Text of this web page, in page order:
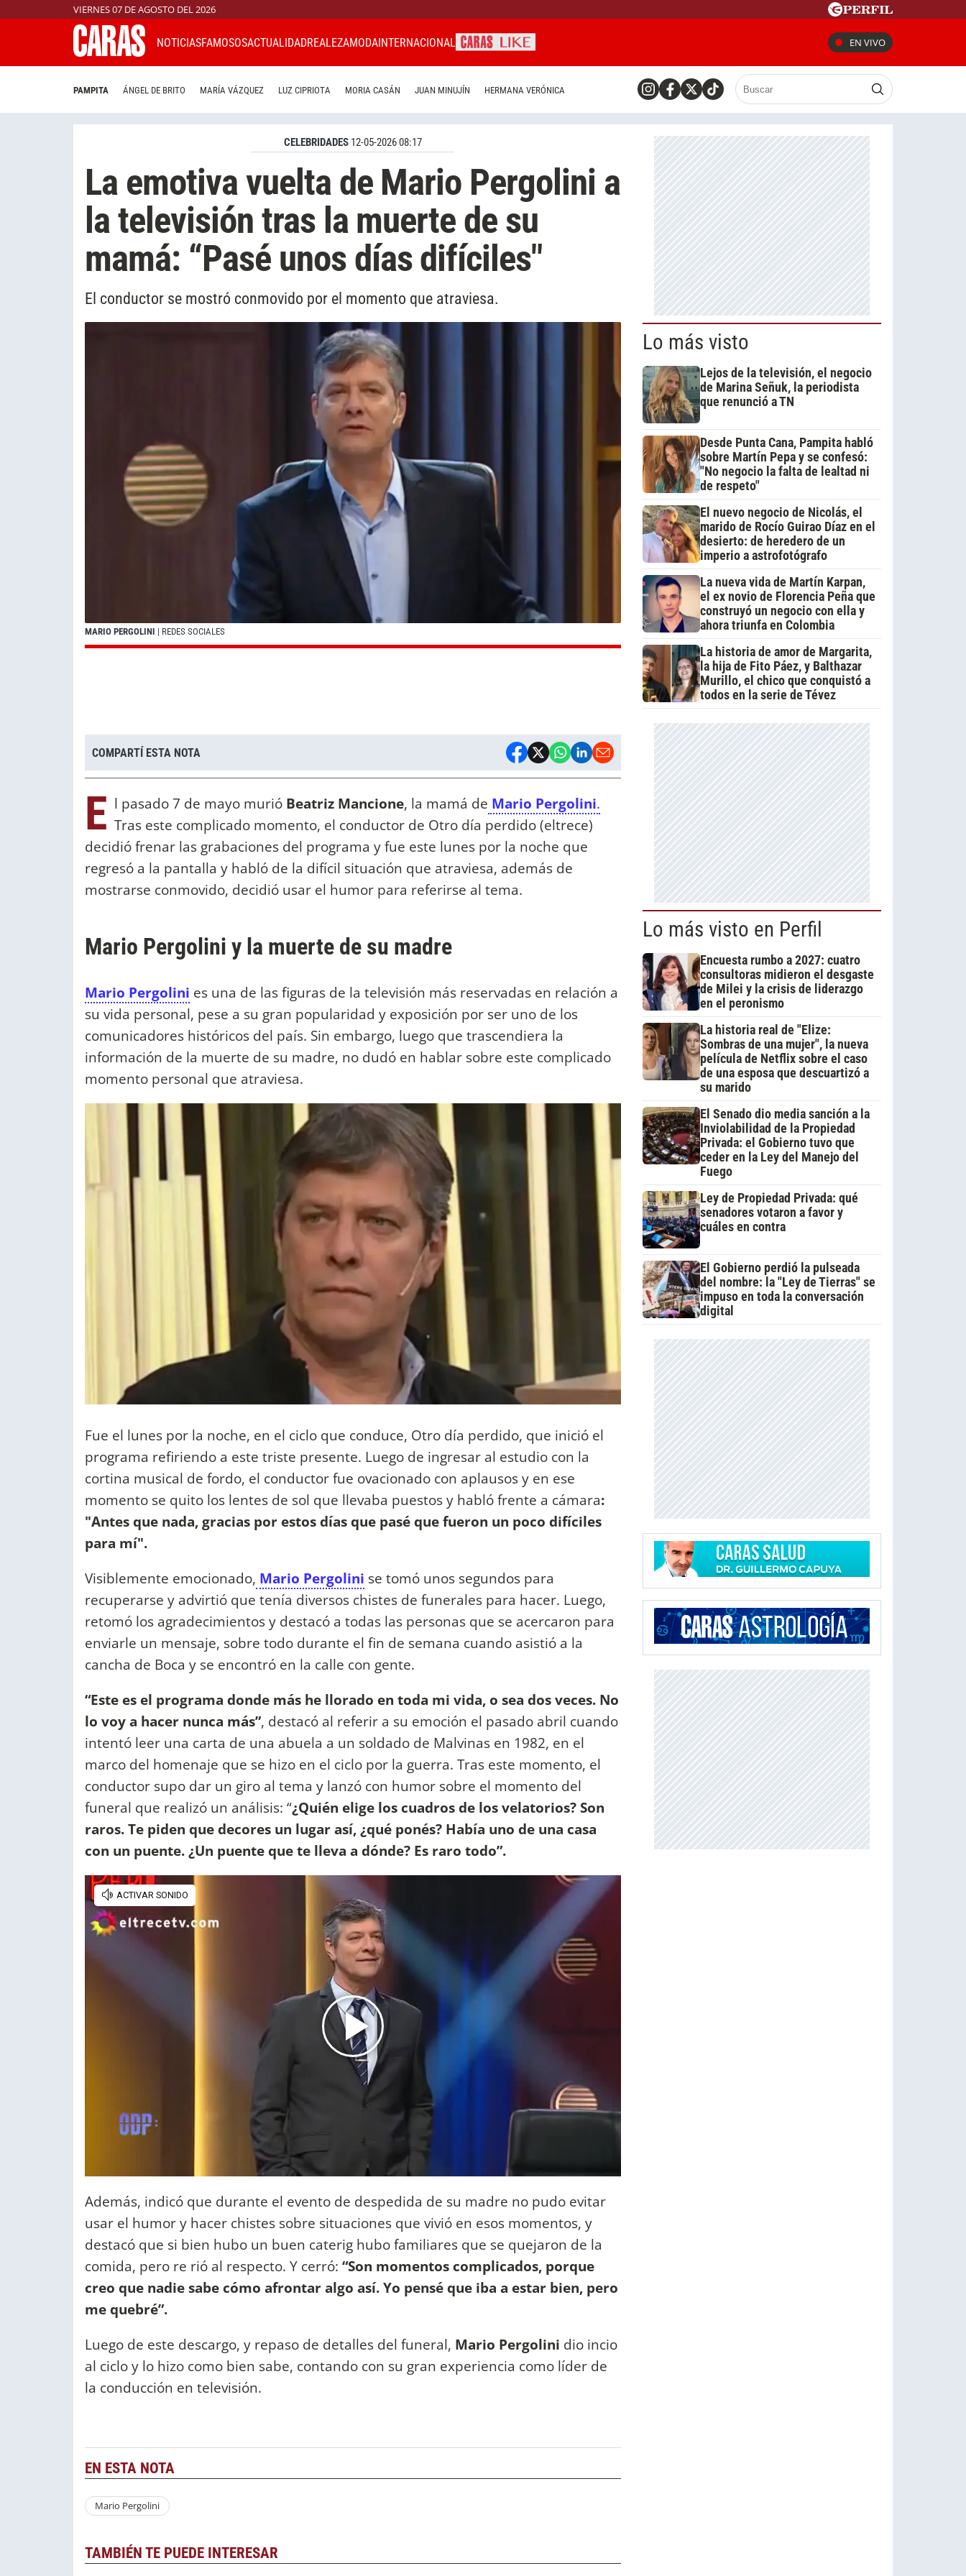
VIERNES 07 DE AGOSTO DEL 2026
NOTICIASFAMOSOSACTUALIDADREALEZAMODAINTERNACIONAL EN VIVO
PAMPITA ÁNGEL DE BRITO MARÍA VÁZQUEZ LUZ CIPRIOTA MORIA CASÁN JUAN MINUJÍN HERMANA VERÓNICA
CELEBRIDADES 12-05-2026 08:17
La emotiva vuelta de Mario Pergolini a
la televisión tras la muerte de su
mamá: “Pasé unos días difíciles"
El conductor se mostró conmovido por el momento que atraviesa.
MARIO PERGOLINI | REDES SOCIALES
COMPARTÍ ESTA NOTA
E l pasado 7 de mayo murió Beatriz Mancione, la mamá de Mario Pergolini.
Tras este complicado momento, el conductor de Otro día perdido (eltrece)
decidió frenar las grabaciones del programa y fue este lunes por la noche que
regresó a la pantalla y habló de la difícil situación que atraviesa, además de
mostrarse conmovido, decidió usar el humor para referirse al tema.
Mario Pergolini y la muerte de su madre
Mario Pergolini es una de las figuras de la televisión más reservadas en relación a
su vida personal, pese a su gran popularidad y exposición por ser uno de los
comunicadores históricos del país. Sin embargo, luego que trascendiera la
información de la muerte de su madre, no dudó en hablar sobre este complicado
momento personal que atraviesa.
Fue el lunes por la noche, en el ciclo que conduce, Otro día perdido, que inició el
programa refiriendo a este triste presente. Luego de ingresar al estudio con la
cortina musical de fordo, el conductor fue ovacionado con aplausos y en ese
momento se quito los lentes de sol que llevaba puestos y habló frente a cámara:
"Antes que nada, gracias por estos días que pasé que fueron un poco difíciles
para mí".
Visiblemente emocionado, Mario Pergolini se tomó unos segundos para
recuperarse y advirtió que tenía diversos chistes de funerales para hacer. Luego,
retomó los agradecimientos y destacó a todas las personas que se acercaron para
enviarle un mensaje, sobre todo durante el fin de semana cuando asistió a la
cancha de Boca y se encontró en la calle con gente.
“Este es el programa donde más he llorado en toda mi vida, o sea dos veces. No
lo voy a hacer nunca más”, destacó al referir a su emoción el pasado abril cuando
intentó leer una carta de una abuela a un soldado de Malvinas en 1982, en el
marco del homenaje que se hizo en el ciclo por la guerra. Tras este momento, el
conductor supo dar un giro al tema y lanzó con humor sobre el momento del
funeral que realizó un análisis: “¿Quién elige los cuadros de los velatorios? Son
raros. Te piden que decores un lugar así, ¿qué ponés? Había uno de una casa
con un puente. ¿Un puente que te lleva a dónde? Es raro todo”.
Además, indicó que durante el evento de despedida de su madre no pudo evitar
usar el humor y hacer chistes sobre situaciones que vivió en esos momentos, y
destacó que si bien hubo un buen caterig hubo familiares que se quejaron de la
comida, pero re rió al respecto. Y cerró: “Son momentos complicados, porque
creo que nadie sabe cómo afrontar algo así. Yo pensé que iba a estar bien, pero
me quebré”.
Luego de este descargo, y repaso de detalles del funeral, Mario Pergolini dio incio
al ciclo y lo hizo como bien sabe, contando con su gran experiencia como líder de
la conducción en televisión.
EN ESTA NOTA
Mario Pergolini
TAMBIÉN TE PUEDE INTERESAR
Lo más visto
Lejos de la televisión, el negocio
de Marina Señuk, la periodista
que renunció a TN
Desde Punta Cana, Pampita habló
sobre Martín Pepa y se confesó:
"No negocio la falta de lealtad ni
de respeto"
El nuevo negocio de Nicolás, el
marido de Rocío Guirao Díaz en el
desierto: de heredero de un
imperio a astrofotógrafo
La nueva vida de Martín Karpan,
el ex novio de Florencia Peña que
construyó un negocio con ella y
ahora triunfa en Colombia
La historia de amor de Margarita,
la hija de Fito Páez, y Balthazar
Murillo, el chico que conquistó a
todos en la serie de Tévez
Lo más visto en Perfil
Encuesta rumbo a 2027: cuatro
consultoras midieron el desgaste
de Milei y la crisis de liderazgo
en el peronismo
La historia real de "Elize:
Sombras de una mujer", la nueva
película de Netflix sobre el caso
de una esposa que descuartizó a
su marido
El Senado dio media sanción a la
Inviolabilidad de la Propiedad
Privada: el Gobierno tuvo que
ceder en la Ley del Manejo del
Fuego
Ley de Propiedad Privada: qué
senadores votaron a favor y
cuáles en contra
El Gobierno perdió la pulseada
del nombre: la "Ley de Tierras" se
impuso en toda la conversación
digital